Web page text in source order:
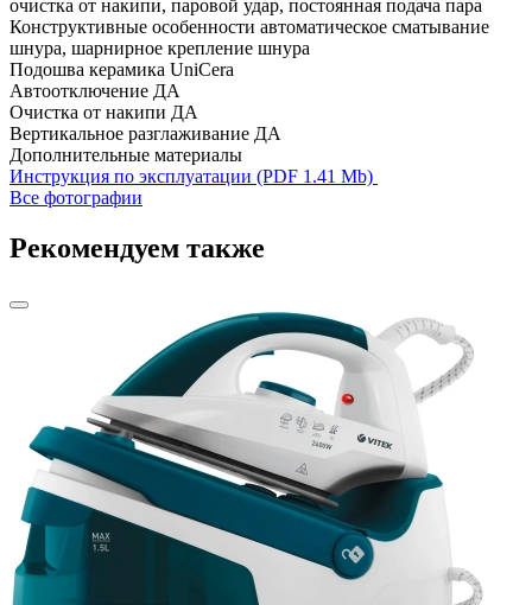
очистка от накипи, паровой удар, постоянная подача пара
Конструктивные особенности автоматическое сматывание
шнура, шарнирное крепление шнура
Подошва керамика UniCera
Автоотключение ДА
Очистка от накипи ДА
Вертикальное разглаживание ДА
Дополнительные материалы
Инструкция по эксплуатации (PDF 1.41 Mb)
Все фотографии
Рекомендуем также